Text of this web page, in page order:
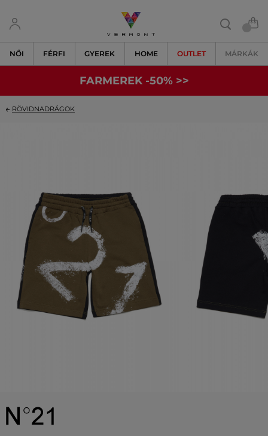
NŐI FÉRFI GYEREK HOME OUTLET MÁRKÁK
FARMEREK -50% >>
RÖVIDNADRÁGOK